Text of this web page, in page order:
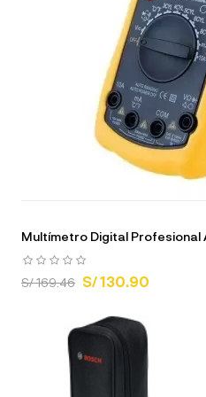
Multímetro Digital Profesional
S/ 169.46 S/ 130.90